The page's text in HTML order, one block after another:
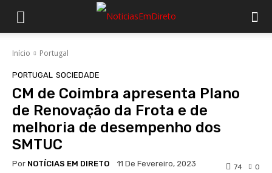
Início Portugal
PORTUGAL SOCIEDADE
CM de Coimbra apresenta Plano
de Renovação da Frota e de
melhoria de desempenho dos
SMTUC
Por NOTÍCIAS EM DIRETO 11 De Fevereiro, 2023 0
74